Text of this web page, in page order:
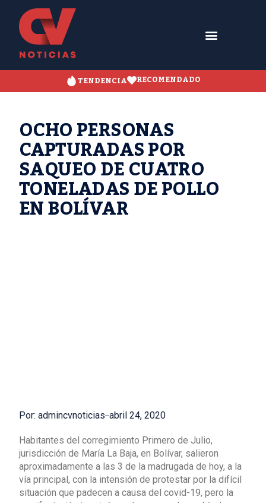
TENDENCIA RECOMENDADO
OCHO PERSONAS
CAPTURADAS POR
SAQUEO DE CUATRO
TONELADAS DE POLLO
EN BOLÍVAR
Por: admincvnoticias abril 24, 2020
Habitantes del corregimiento Primero de Julio,
jurisdicción de María La Baja, en Bolívar, salieron
aproximadamente a las 3 de la madrugada de hoy, a la
vía principal, con la intensión de protestar por la difícil
situación que padecen a causa del covid-19, pero la